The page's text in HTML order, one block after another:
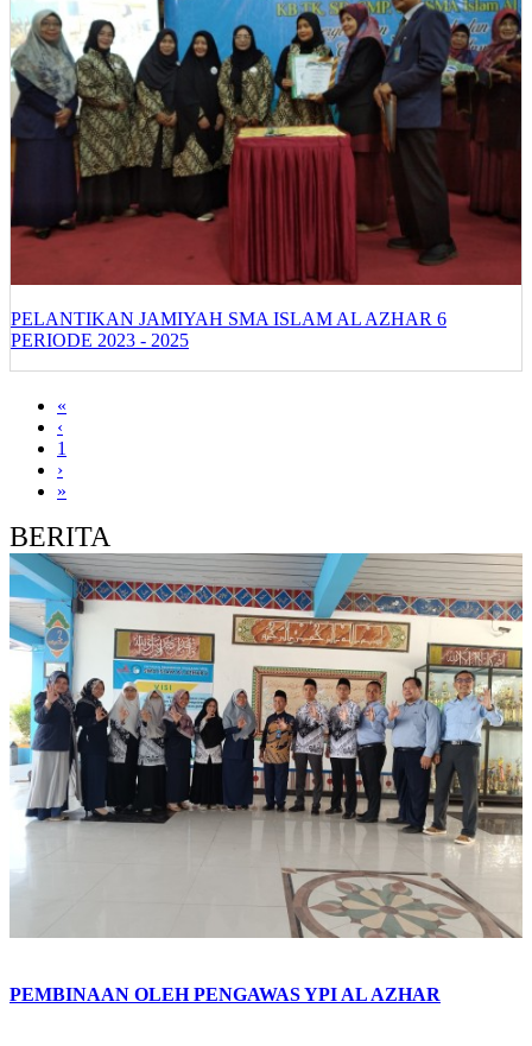
PELANTIKAN JAMIYAH SMA ISLAM AL AZHAR 6
PERIODE 2023 - 2025
«
‹
1
›
»
BERITA
PEMBINAAN OLEH PENGAWAS YPI AL AZHAR